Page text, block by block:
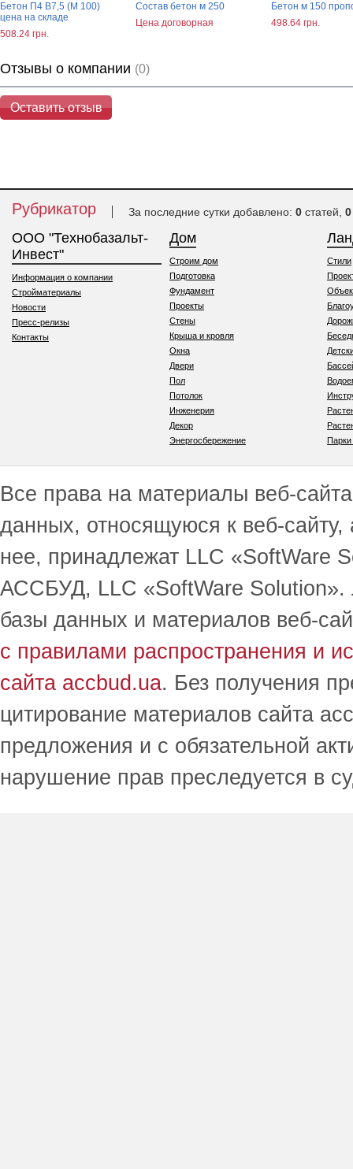
Бетон П4 В7,5 (М 100)
цена на складе
508.24 грн.
Состав бетон м 250
Цена договорная
Бетон м 150
498.64 грн.
Отзывы о компании (0)
Оставить отзыв
Рубрикатор За последние сутки добавлено: 0 статей, 0
ООО "Технобазальт-
Инвест"
Информация о компании
Стройматериалы
Новости
Пресс-релизы
Контакты
Дом
Строим дом
Подготовка
Фундамент
Проекты
Стены
Крыша и кровля
Окна
Двери
Пол
Потолок
Инженерия
Декор
Энергосбережение
Стили
Все права на материалы веб-
данных, относящуюся к веб-
нее, принадлежат LLC
АССБУД, LLC «SoftWare Solution».
базы данных и материалов веб-
с правилами распространения и
сайта accbud.ua. Без получения
цитирование материалов сайта
предложения и с обязательной
нарушение прав преследуется в